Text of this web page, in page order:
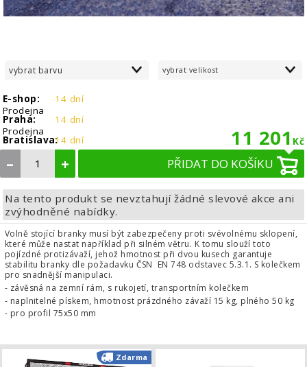
vybrat barvu vybrat velikost
E-shop:
14 dní
Prodejna
Praha:
14 dní
Prodejna
Bratislava:14 dní 11 201 Kč
– + PŘIDAT DO KOŠÍKU
Na tento produkt se nevztahují žádné slevové akce ani
zvýhodněné nabídky.
Volně stojící branky musí být zabezpečeny proti svévolnému sklopení,
které může nastat například při silném větru. K tomu slouží toto
pojízdné protizávaží, jehož hmotnost při dvou kusech garantuje
stabilitu branky dle požadavku ČSN EN 748 odstavec 5.3.1. S kolečkem
pro snadnější manipulaci.
- závěsná na zemní rám, s rukojetí, transportním kolečkem
- naplnitelné pískem, hmotnost prázdného závaží 15 kg, plného 50 kg
- pro profil 75x50 mm
Zdarma